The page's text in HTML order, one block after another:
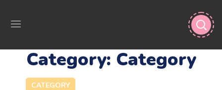
Category: Category
CATEGORY